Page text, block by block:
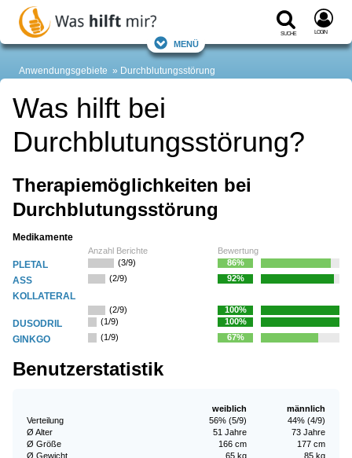
Suche Login
Menü
Anwendungsgebiete Durchblutungsstörung
Was hilft bei
Durchblutungsstörung?
Therapiemöglichkeiten bei
Durchblutungsstörung
Medikamente
Anzahl Berichte Bewertung
PLETAL (3/9) 86%
ASS (2/9) 92%
KOLLATERAL
(2/9) 100%
DUSODRIL (1/9) 100%
GINKGO (1/9) 67%
Benutzerstatistik
männlich
weiblich
Verteilung
44% (4/9)
56% (5/9)
Ø Alter
73 Jahre
51 Jahre
Ø Größe
177 cm
166 cm
Ø Gewicht
85 kg
65 kg